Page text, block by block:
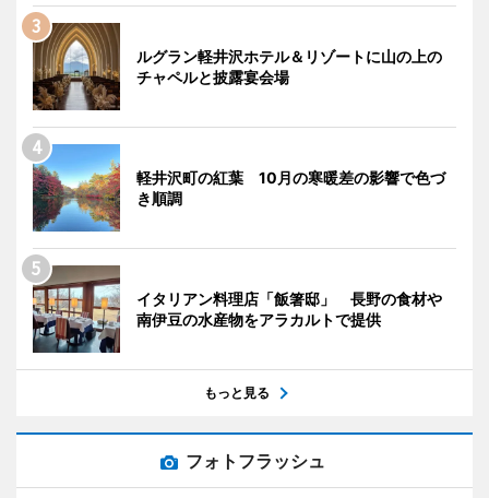
ルグラン軽井沢ホテル＆リゾートに山の上の
チャペルと披露宴会場
軽井沢町の紅葉 10月の寒暖差の影響で色づ
き順調
イタリアン料理店「飯箸邸」 長野の食材や
南伊豆の水産物をアラカルトで提供
もっと見る
フォトフラッシュ